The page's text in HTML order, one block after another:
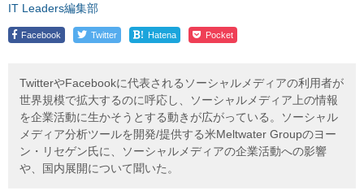
IT Leaders編集部
Facebook Twitter ! Hatena Pocket
TwitterやFacebookに代表されるソーシャルメディアの利用者が
世界規模で拡大するのに呼応し、ソーシャルメディア上の情報
を企業活動に生かそうとする動きが広がっている。ソーシャル
メディア分析ツールを開発/提供する米Meltwater Groupのヨー
ン・リセゲン氏に、ソーシャルメディアの企業活動への影響
や、国内展開について聞いた。